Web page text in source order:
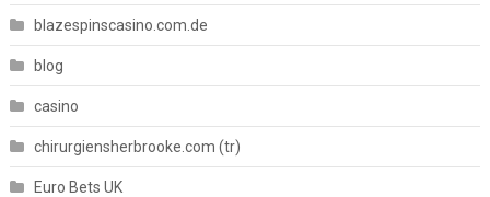
blazespinscasino.com.de
blog
casino
chirurgiensherbrooke.com (tr)
Euro Bets UK